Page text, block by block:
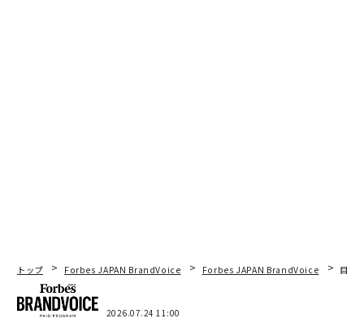
トップ Forbes JAPAN BrandVoice Forbes JAPAN BrandVoice 目先
2026.07.24 11:00